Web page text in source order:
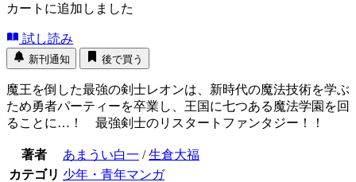
カートに追加しました
試し読み
新刊通知 後で買う
魔王を倒した最強の剣士レオンは、新時代の魔法技術を学ぶ
ため勇者パーティーを卒業し、王国に七つある魔法学園を回
ることに…！ 最強剣士のリスタートファンタジー！！
著者 あまうい白一 /生倉大福
カテゴリ 少年・青年マンガ